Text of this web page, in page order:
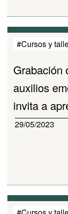
#Cursos y
Grabación
auxilios
invita a
29/05/2023